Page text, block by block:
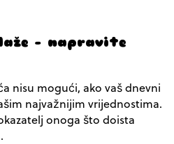
– napravite
nisu mogući, ako vaš dnevni
najvažnijim vrijednostima.
onoga što doista